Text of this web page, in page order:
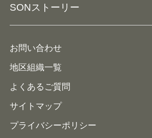
コーチとして参加
ナショナルゲームについて
SONストーリー
メディア
お問い合わせ
地区組織一覧
よくあるご質問
サイトマップ
プライバシーポリシー